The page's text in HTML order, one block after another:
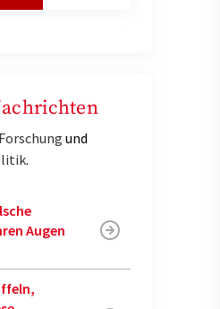
Forschung und
.
Augen